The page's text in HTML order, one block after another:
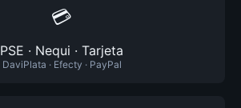
💳
PSE · Nequi · Tarjeta
DaviPlata · Efecty · PayPal